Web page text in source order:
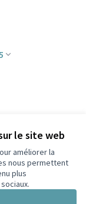
le site web
améliorer la
nous permettent
plus